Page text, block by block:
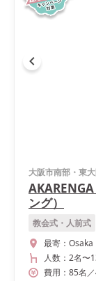
大阪市南部・東
ング）
教会式・人前式
最寄：
人数： 2名〜
費用： 85名 ／